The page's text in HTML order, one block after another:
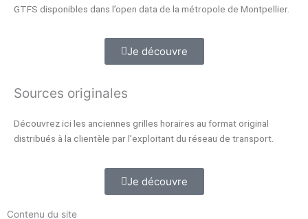
GTFS disponibles dans l’open data de la métropole de Montpellier.
Je découvre
Sources originales
Découvrez ici les anciennes grilles horaires au format original
distribués à la clientèle par l’exploitant du réseau de transport.
Je découvre
Contenu du site